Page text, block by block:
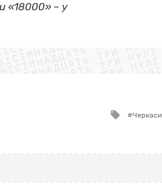
«18000» – у
ВІСІМНАДЦЯТЬ ТРИ НУЛІ
ТРИ НУЛІ
ТРИ НУЛІ
ВІСІМНАДЦЯТЬ ТРИ НУЛІ
ВІСІМНАДЦЯТЬ ТРИ НУЛІ
ВІСІМНАДЦЯТЬ ТРИ НУЛІ
ВІСІМНАДЦЯТЬ ТРИ НУЛІ
ВІСІМНАДЦЯТЬ ТРИ НУЛІ
Tagged
Черкаси